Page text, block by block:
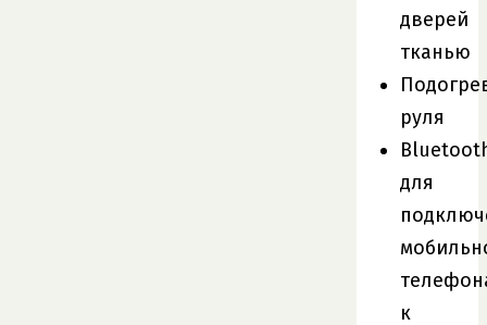
дверей
тканью
руля
для
к